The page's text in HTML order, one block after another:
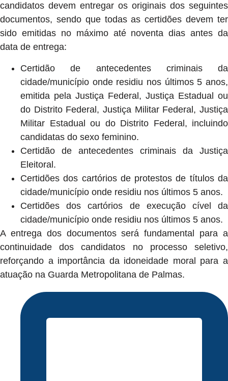
candidatos devem entregar os originais dos seguintes
documentos, sendo que todas as certidões devem ter
sido emitidas no máximo até noventa dias antes da
data de entrega:
Certidão de antecedentes criminais da
cidade/município onde residiu nos últimos 5 anos,
emitida pela Justiça Federal, Justiça Estadual ou
do Distrito Federal, Justiça Militar Federal, Justiça
Militar Estadual ou do Distrito Federal, incluindo
candidatas do sexo feminino.
Certidão de antecedentes criminais da Justiça
Eleitoral.
Certidões dos cartórios de protestos de títulos da
cidade/município onde residiu nos últimos 5 anos.
Certidões dos cartórios de execução cível da
cidade/município onde residiu nos últimos 5 anos.
A entrega dos documentos será fundamental para a
continuidade dos candidatos no processo seletivo,
reforçando a importância da idoneidade moral para a
atuação na Guarda Metropolitana de Palmas.